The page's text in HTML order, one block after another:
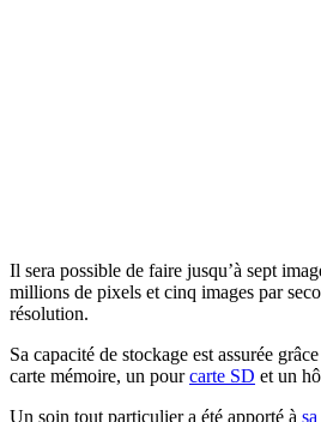
Il sera possible de faire jusqu’à sept
millions de pixels et cinq images par
résolution.
Sa capacité de stockage est assurée
carte mémoire, un pourcarte SD et un
Un soin tout particulier a été apporté à